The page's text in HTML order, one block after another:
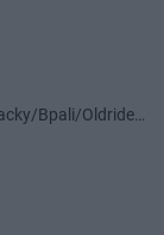
Toka Club/Labanc/Laruska/Vica71/Nacky/Bpali/Oldrider/Josefernando/Mcbull/Kawaszabi